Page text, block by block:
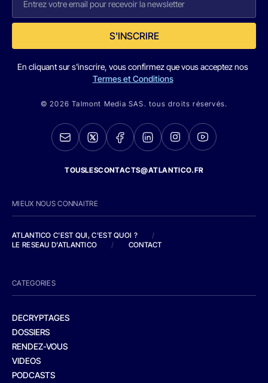
S'INSCRIRE
En cliquant sur s'inscrire, vous confirmez que vous acceptez nos
Termes et Conditions
© 2026 Talmont Media SAS. tous droits réservés.
TOUSLESCONTACTS@ATLANTICO.FR
MIEUX NOUS CONNAITRE
ATLANTICO C'EST QUI, C'EST QUOI ?
/
LE RESEAU D'ATLANTICO
/ CONTACT
CATEGORIES
DECRYPTAGES
DOSSIERS
RENDEZ-VOUS
VIDEOS
PODCASTS